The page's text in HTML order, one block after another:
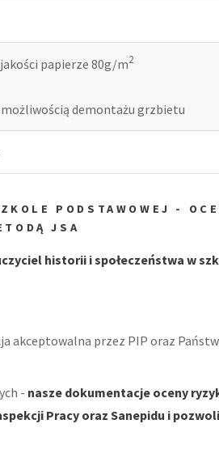
papierze 80g/m2
demontażu grzbietu
PODSTAWOWEJ -
JSA
historii i społeczeństwa w
akceptowalna przez PIP oraz
- nasze dokumentacje oceny
Pracy oraz Sanepidu i